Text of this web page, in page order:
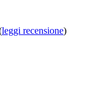
leggi recensione)